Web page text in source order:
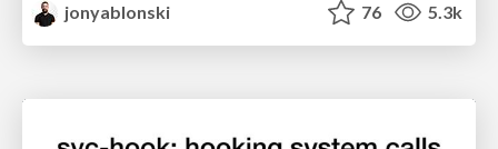
jonyablonski
76 5.3k